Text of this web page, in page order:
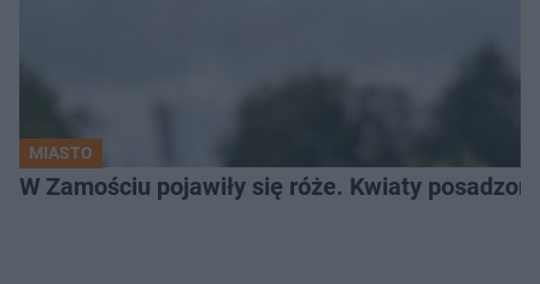
MIASTO
W Zamościu pojawiły się róże. Kwiaty